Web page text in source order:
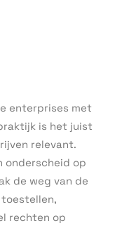
beperken, snel
overeind te
enterprises met
is het juist
relevant.
onderscheid op
de weg van de
rechten op